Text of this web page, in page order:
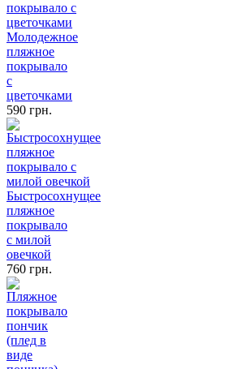
Молодежное
пляжное
покрывало
с
цветочками
590 грн.
Быстросохнущее
пляжное
покрывало
с милой
овечкой
760 грн.